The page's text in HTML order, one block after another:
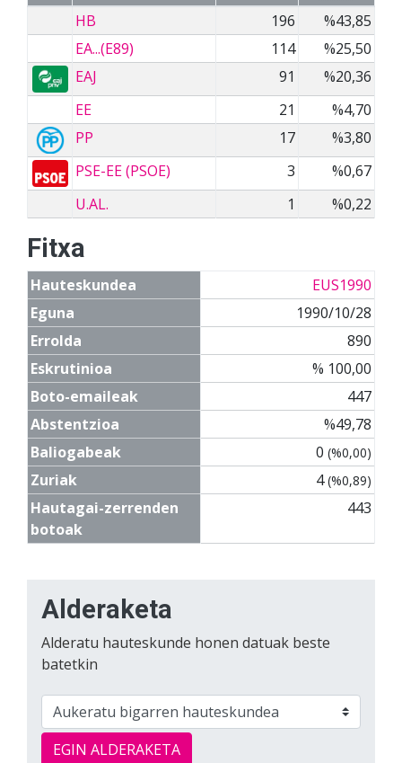
HB
196
%43,85
EA...(E89)
114
%25,50
EAJ
91
%20,36
EE
21
%4,70
PP
17
%3,80
PSE-EE (PSOE)
3
%0,67
U.AL.
1 %0,22
Fitxa
Hauteskundea
EUS1990
Eguna
1990/10/28
Errolda
890
Eskrutinioa
% 100,00
Boto-emaileak
447
Abstentzioa
%49,78
Baliogabeak
0 (%0,00)
Zuriak 4(%0,89)
Hautagai-zerrenden
botoak
443
Alderaketa
Alderatu hauteskunde honen datuak beste
batetkin
EGIN ALDERAKETA